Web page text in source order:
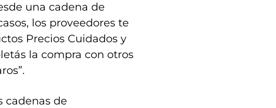
una cadena de
los proveedores te
Precios Cuidados y
la compra con otros
cadenas de